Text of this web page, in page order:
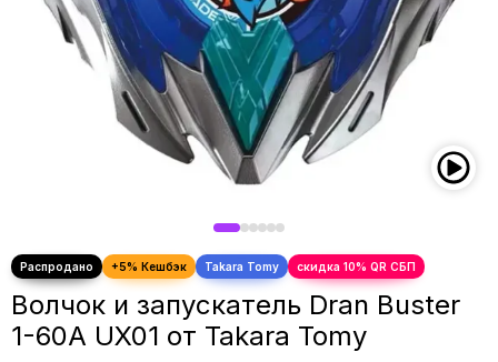
Волчок и запускатель Dran Buster
1-60A UX01 от Takara Tomy